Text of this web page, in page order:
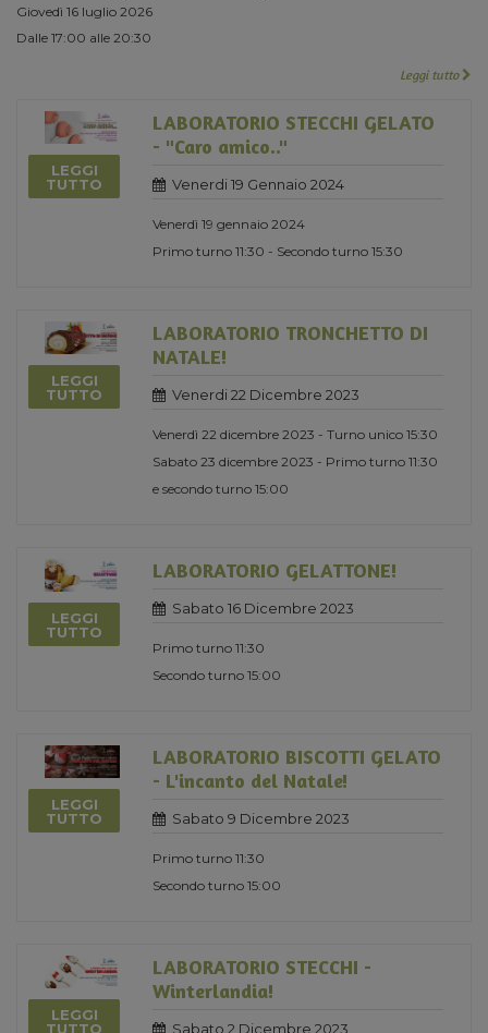
Giovedì 16 luglio 2026
Dalle 17:00 alle 20:30
Leggi tutto
LEGGI
TUTTO
LABORATORIO STECCHI GELATO
- "Caro amico.."
Venerdi 19 Gennaio 2024
Venerdì 19 gennaio 2024
Primo turno 11:30 - Secondo turno 15:30
LEGGI
TUTTO
LABORATORIO TRONCHETTO DI
NATALE!
Venerdi 22 Dicembre 2023
Venerdì 22 dicembre 2023 - Turno unico 15:30
Sabato 23 dicembre 2023 - Primo turno 11:30
e secondo turno 15:00
LEGGI
TUTTO
LABORATORIO GELATTONE!
Sabato 16 Dicembre 2023
Primo turno 11:30
Secondo turno 15:00
LEGGI
TUTTO
LABORATORIO BISCOTTI GELATO
- L'incanto del Natale!
Sabato 9 Dicembre 2023
Primo turno 11:30
Secondo turno 15:00
LEGGI
TUTTO
LABORATORIO STECCHI -
Winterlandia!
Sabato 2 Dicembre 2023